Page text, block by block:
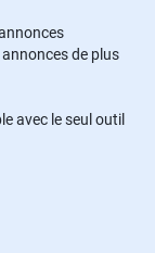
de plus
avec le seul outil